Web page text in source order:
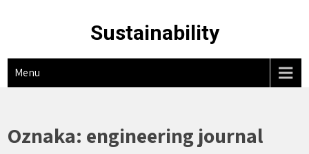
Sustainability
Menu
Oznaka: engineering journal